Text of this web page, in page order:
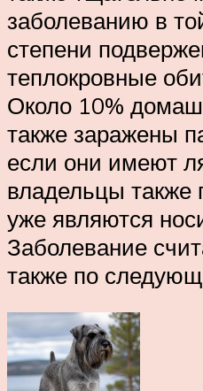
заболеванию в
степени
теплокровные
Около 10%
также заражены
если они имеют
владельцы также
уже являются
Заболевание
также по